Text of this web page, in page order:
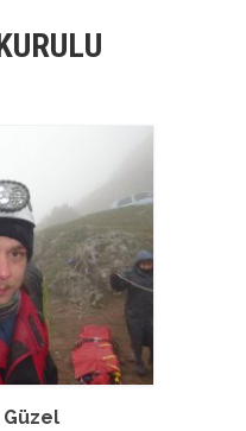
Güzel